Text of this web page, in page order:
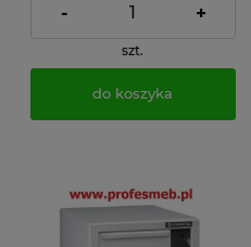
- +
szt.
do koszyka